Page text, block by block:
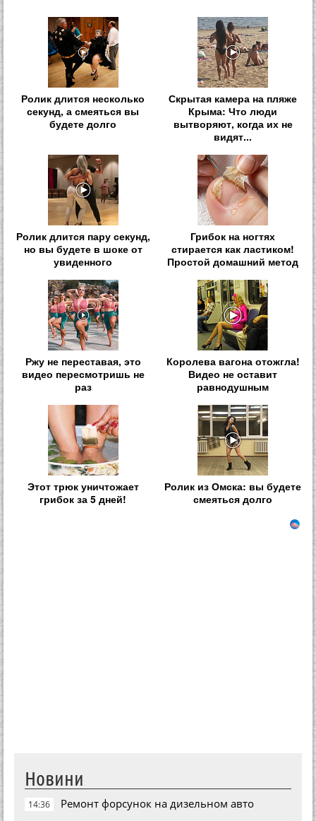
Ролик длится несколько
секунд, а смеяться вы
будете долго
Скрытая камера на пляже
Крыма: Что люди
вытворяют, когда их не
видят...
Ролик длится пару секунд,
но вы будете в шоке от
увиденного
Грибок на ногтях
стирается как ластиком!
Простой домашний метод
Ржу не переставая, это
видео пересмотришь не
раз
Королева вагона отожгла!
Видео не оставит
равнодушным
Этот трюк уничтожает
грибок за 5 дней!
Ролик из Омска: вы будете
смеяться долго
Новини
14:36 Ремонт форсунок на дизельном авто